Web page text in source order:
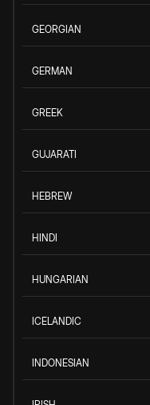
GEORGIAN
GERMAN
GREEK
GUJARATI
HEBREW
HINDI
HUNGARIAN
ICELANDIC
INDONESIAN